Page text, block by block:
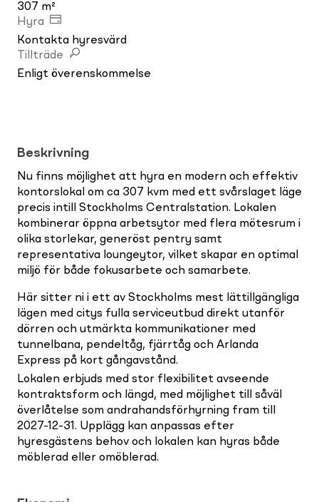
307 m²
Hyra
Kontakta hyresvärd
Tillträde
Enligt överenskommelse
Beskrivning
Nu finns möjlighet att hyra en modern och effektiv
kontorslokal om ca 307 kvm med ett svårslaget läge
precis intill Stockholms Centralstation. Lokalen
kombinerar öppna arbetsytor med flera mötesrum i
olika storlekar, generöst pentry samt
representativa loungeytor, vilket skapar en optimal
miljö för både fokusarbete och samarbete.
Här sitter ni i ett av Stockholms mest lättillgängliga
lägen med citys fulla serviceutbud direkt utanför
dörren och utmärkta kommunikationer med
tunnelbana, pendeltåg, fjärrtåg och Arlanda
Express på kort gångavstånd.
Lokalen erbjuds med stor flexibilitet avseende
kontraktsform och längd, med möjlighet till såväl
överlåtelse som andrahandsförhyrning fram till
2027-12-31. Upplägg kan anpassas efter
hyresgästens behov och lokalen kan hyras både
möblerad eller omöblerad.